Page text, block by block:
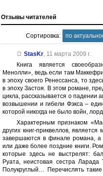
Отзывы читателей
Сортировка: по
StasKr, 11 марта 2009 г.
Книга является
Менолли», ведь если там
в эпоху своего Ренессанса, то
в эпоху Застоя. В этом романе,
цикла, рассказывается о падении
возвышении и гибели Фэкса –
которой никогда не было войн,
Характерным признаком
других книг-приквеллов,
завершаются в финале романа, а
или даже более поздние книги.
которые здесь не выстрелят:
Руата, неистовая сестра Ларада
Полукруглый… Перечислять